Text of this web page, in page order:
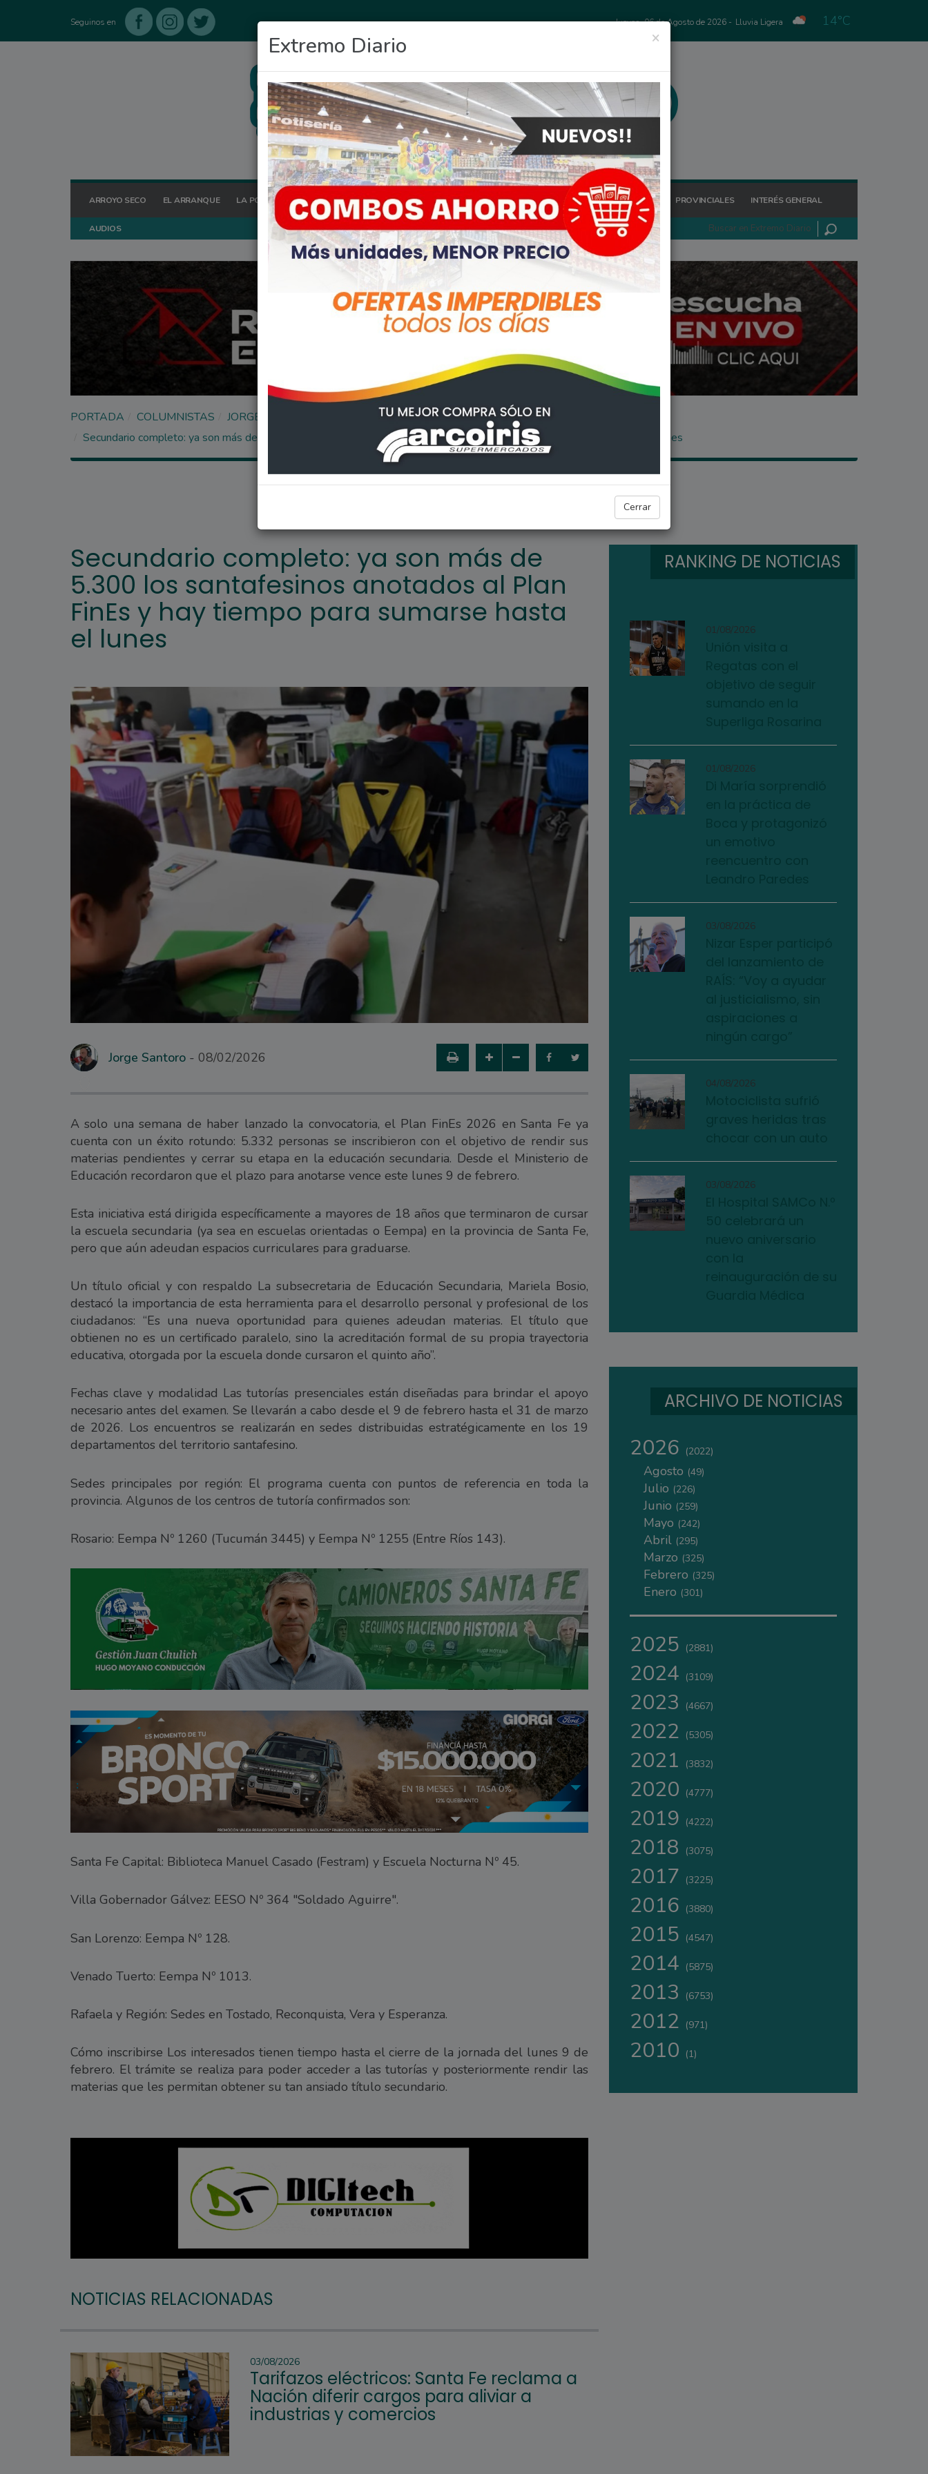
Seguinos en Jueves, 06 de Agosto de 2026 - Lluvia Ligera 14°C
ARROYO SECO EL ARRANQUE LA POSTA HOY OCIO DEPORTES FIGHIERA GENERAL LAGOS POLICIALES REGIONALES PROVINCIALES INTERÉS GENERAL
AUDIOS
×
Extremo Diario
Cerrar
PORTADA COLUMNISTAS
JORGE SANTORO
Secundario completo: ya son más de 5.300 los santafesinos anotados al Plan FinEs y hay tiempo para sumarse hasta el lunes
PROVINCIALES
Secundario completo: ya son más de
5.300 los santafesinos anotados al Plan
FinEs y hay tiempo para sumarse hasta
el lunes
Jorge Santoro 08/02/2026
A solo una semana de haber lanzado la convocatoria, el Plan FinEs 2026 en Santa Fe ya
cuenta con un éxito rotundo: 5.332 personas se inscribieron con el objetivo de rendir sus
materias pendientes y cerrar su etapa en la educación secundaria. Desde el Ministerio de
Educación recordaron que el plazo para anotarse vence este lunes 9 de febrero.
Esta iniciativa está dirigida específicamente a mayores de 18 años que terminaron de cursar
la escuela secundaria (ya sea en escuelas orientadas o Eempa) en la provincia de Santa Fe,
pero que aún adeudan espacios curriculares para graduarse.
Un título oficial y con respaldo La subsecretaria de Educación Secundaria, Mariela Bosio,
destacó la importancia de esta herramienta para el desarrollo personal y profesional de los
ciudadanos: “Es una nueva oportunidad para quienes adeudan materias. El título que
obtienen no es un certificado paralelo, sino la acreditación formal de su propia trayectoria
educativa, otorgada por la escuela donde cursaron el quinto año”.
Fechas clave y modalidad Las tutorías presenciales están diseñadas para brindar el apoyo
necesario antes del examen. Se llevarán a cabo desde el 9 de febrero hasta el 31 de marzo
de 2026. Los encuentros se realizarán en sedes distribuidas estratégicamente en los 19
departamentos del territorio santafesino.
Sedes principales por región: El programa cuenta con puntos de referencia en toda la
provincia. Algunos de los centros de tutoría confirmados son:
Rosario: Eempa Nº 1260 (Tucumán 3445) y Eempa Nº 1255 (Entre Ríos 143).
Santa Fe Capital: Biblioteca Manuel Casado (Festram) y Escuela Nocturna Nº 45.
Villa Gobernador Gálvez: EESO Nº 364 "Soldado Aguirre".
San Lorenzo: Eempa Nº 128.
Venado Tuerto: Eempa Nº 1013.
Rafaela y Región: Sedes en Tostado, Reconquista, Vera y Esperanza.
Cómo inscribirse Los interesados tienen tiempo hasta el cierre de la jornada del lunes 9 de
febrero. El trámite se realiza para poder acceder a las tutorías y posteriormente rendir las
materias que les permitan obtener su tan ansiado título secundario.
NOTICIAS RELACIONADAS
03/08/2026
Tarifazos eléctricos: Santa Fe reclama a
Nación diferir cargos para aliviar a
industrias y comercios
RANKING DE NOTICIAS
01/08/2026
01/08/2026
03/08/2026
04/08/2026
03/08/2026
ARCHIVO DE NOTICIAS
2026 (2022)
Agosto (49)
Julio (226)
Junio (259)
Mayo (242)
Abril (295)
Marzo (325)
Febrero (325)
Enero (301)
2025 (2881)
2024 (3109)
2023 (4667)
2022 (5305)
2021 (3832)
2020 (4777)
2019 (4222)
2018 (3075)
2017 (3225)
2016 (3880)
2015 (4547)
2014 (5875)
2013 (6753)
2012 (971)
2010 (1)